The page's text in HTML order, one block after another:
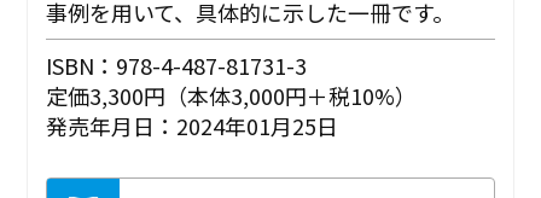
事例を用いて、具体的に示した一冊です。
ISBN：978-4-487-81731-3
定価3,300円（本体3,000円＋税10%）
発売年月日：2024年01月25日